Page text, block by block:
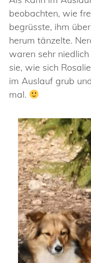
beobachten, wie
begrüsste, ihm
herum tänzelte.
waren sehr
sie, wie sich
im Auslauf grub
mal.